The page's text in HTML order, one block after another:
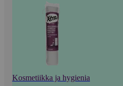
Kosmetiikka ja hygienia